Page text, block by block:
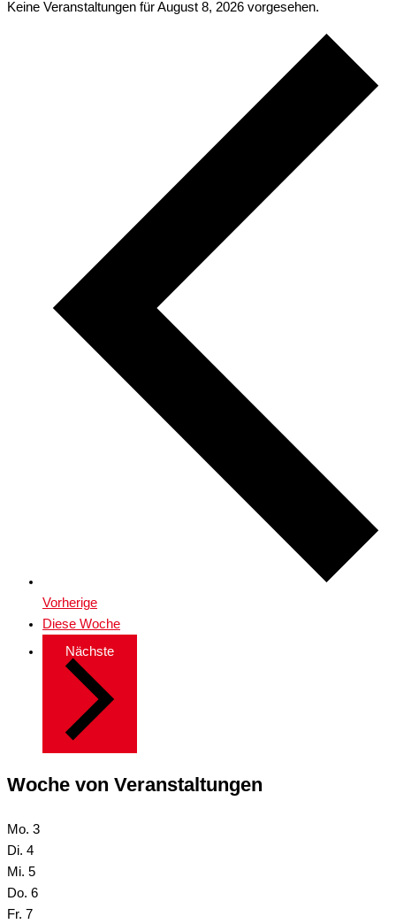
Keine Veranstaltungen für August 8, 2026 vorgesehen.
Vorherige
Diese Woche
Nächste
Woche von Veranstaltungen
Mo. 3
Di. 4
Mi. 5
Do. 6
Fr. 7